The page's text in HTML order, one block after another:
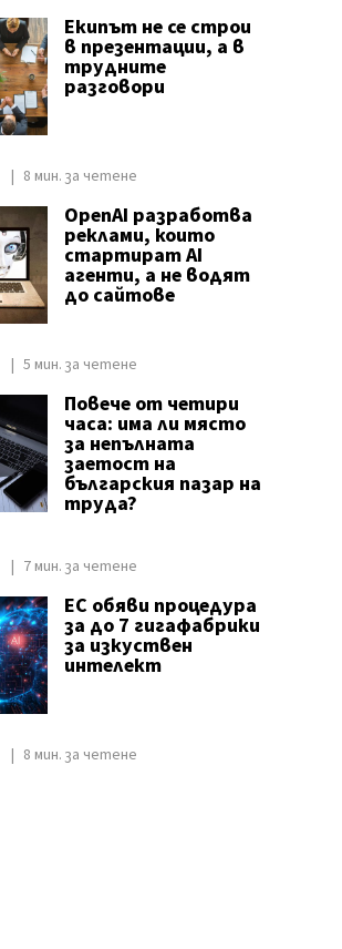
Екипът не се строи
в презентации, а в
трудните
разговори
8 мин. за четене
OpenAI разработва
реклами, които
стартират AI
агенти, а не водят
до сайтове
5 мин. за четене
Повече от четири
часа: има ли място
за непълната
заетост на
българския пазар на
труда?
7 мин. за четене
ЕС обяви процедура
за до 7 гигафабрики
за изкуствен
интелект
8 мин. за четене